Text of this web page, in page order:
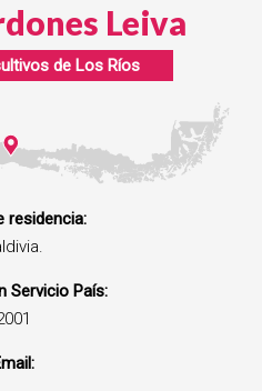
Leiva
de Los Ríos
residencia:
Servicio País: